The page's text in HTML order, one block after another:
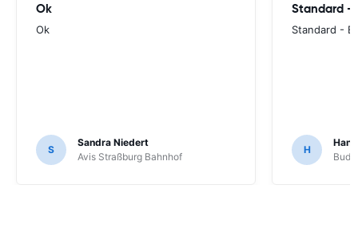
Ok
Ok
S
Sandra Niedert
Avis Straßburg Bahnhof
Standard -
Standard -
H